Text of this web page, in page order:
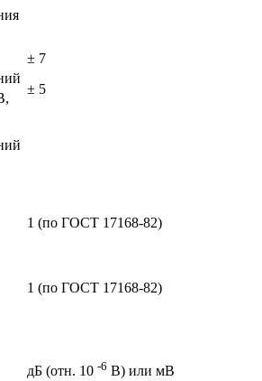
± 7
± 5
1 (по ГОСТ 17168-82)
1 (по ГОСТ 17168-82)
дБ (отн. 10 -6 В) или мВ